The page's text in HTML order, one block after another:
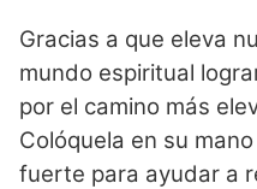
Gracias a que eleva
mundo espiritual
por el camino más
Colóquela en su
fuerte para ayudar a